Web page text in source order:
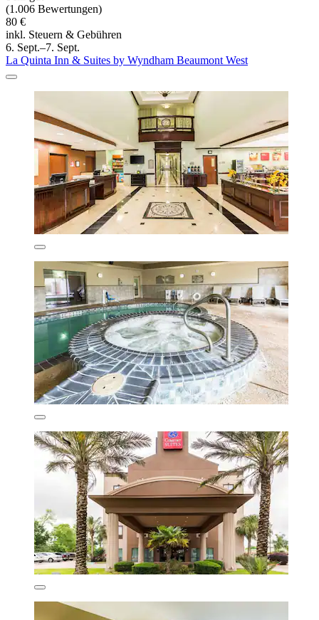
(1.006 Bewertungen)
80 €
inkl. Steuern & Gebühren
6. Sept.–7. Sept.
La Quinta Inn & Suites by Wyndham Beaumont West